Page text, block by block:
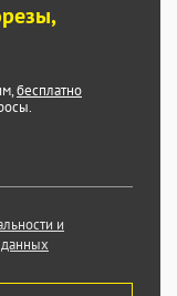
бесплатно
и